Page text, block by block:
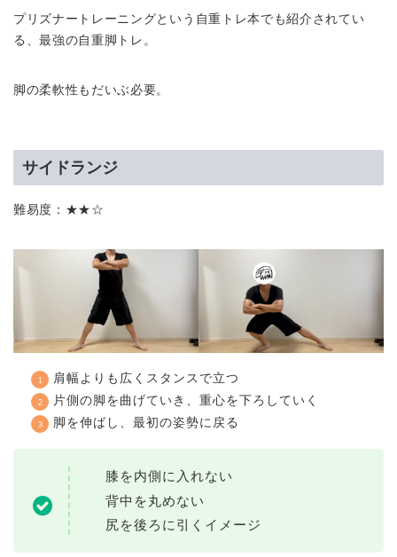
プリズナートレーニングという自重トレ本でも紹介されてい
る、最強の自重脚トレ。
脚の柔軟性もだいぶ必要。
サイドランジ
難易度：★★☆
肩幅よりも広くスタンスで立つ
片側の脚を曲げていき、重心を下ろしていく
脚を伸ばし、最初の姿勢に戻る
膝を内側に入れない
背中を丸めない
尻を後ろに引くイメージ